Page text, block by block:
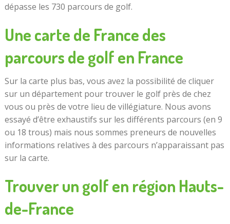
dépasse les 730 parcours de golf.
Une carte de France des
parcours de golf en France
Sur la carte plus bas, vous avez la possibilité de cliquer
sur un département pour trouver le golf près de chez
vous ou près de votre lieu de villégiature. Nous avons
essayé d’être exhaustifs sur les différents parcours (en 9
ou 18 trous) mais nous sommes preneurs de nouvelles
informations relatives à des parcours n’apparaissant pas
sur la carte.
Trouver un golf en région Hauts-
de-France